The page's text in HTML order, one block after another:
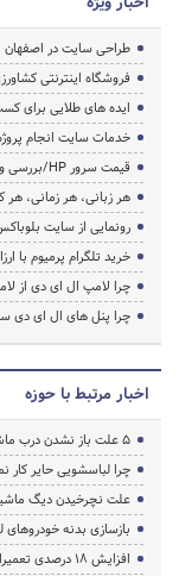
طراحی سایت در اصفهان
فروشگاه اینترنتی
ایده های طلایی برای
خدمات سایت انجام
قیمت سرور HP/بررسی و خرید سرور اچ پی
هر زبانی، هر زمانی، هر
رونمایی از سایت
خرید تلگرام پرمیوم با
چرا لامپ ال ای دی از
چرا پنل های ال ای دی
اخبار مرتبط با حوزه
5 علت باز نشدن درب ماشین لباسشویی کنوود به همراه راه حل
چرا لباسشویی حایر کار
علت نچرخیدن دیگ
بازسازی بدنه
افزایش ۱۸ درصدی تعمیرات لوازم خانگی در اصفهان تعمیر